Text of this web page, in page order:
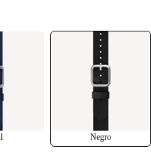
Negro